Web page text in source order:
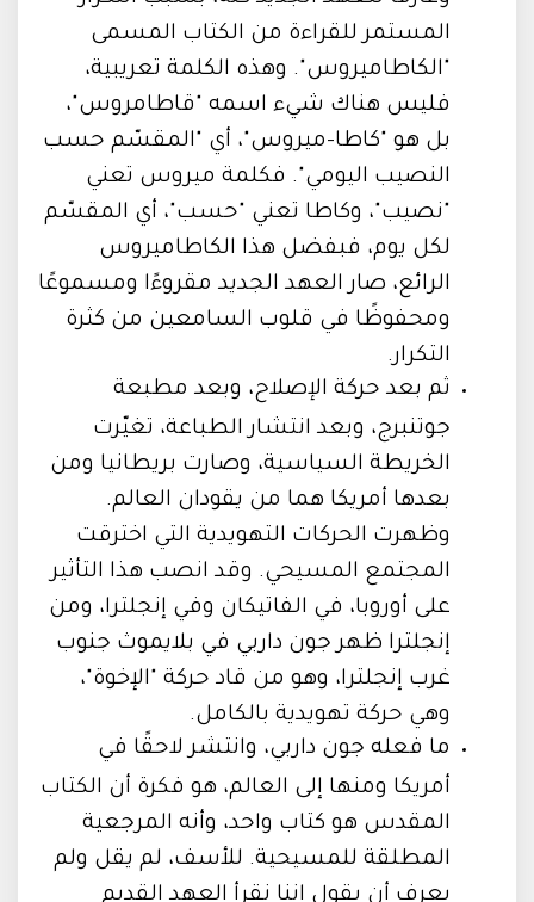
المستمر للقراءة من الكتاب المسمى
"الكاطاميروس". وهذه الكلمة تعريبية،
فليس هناك شيء اسمه "قاطامروس"،
بل هو "كاطا-ميروس"، أي "المقسّم حسب
النصيب اليومي". فكلمة ميروس تعني
"نصيب"، وكاطا تعني "حسب"، أي المقسّم
لكل يوم، فبفضل هذا الكاطاميروس
الرائع، صار العهد الجديد مقروءًا ومسموعًا
ومحفوظًا في قلوب السامعين من كثرة
التكرار.
ثم بعد حركة الإصلاح، وبعد مطبعة
جوتنبرج، وبعد انتشار الطباعة، تغيّرت
الخريطة السياسية، وصارت بريطانيا ومن
بعدها أمريكا هما من يقودان العالم.
وظهرت الحركات التهويدية التي اخترقت
المجتمع المسيحي. وقد انصب هذا التأثير
على أوروبا، في الفاتيكان وفي إنجلترا، ومن
إنجلترا ظهر جون داربي في بلايموث جنوب
غرب إنجلترا، وهو من قاد حركة "الإخوة"،
وهي حركة تهويدية بالكامل.
ما فعله جون داربي، وانتشر لاحقًا في
أمريكا ومنها إلى العالم، هو فكرة أن الكتاب
المقدس هو كتاب واحد، وأنه المرجعية
المطلقة للمسيحية. للأسف، لم يقل ولم
يعرف أن يقول إننا نقرأ العهد القديم